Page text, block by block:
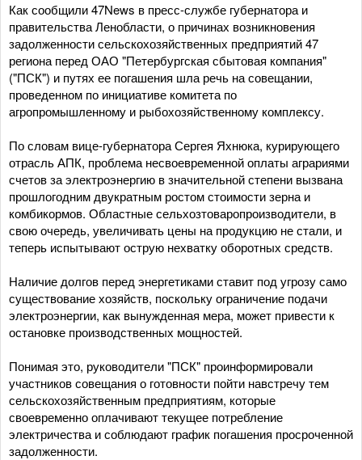
Как сообщили 47News в пресс-службе губернатора и
правительства Ленобласти, о причинах возникновения
задолженности сельскохозяйственных предприятий 47
региона перед ОАО "Петербургская сбытовая компания"
("ПСК") и путях ее погашения шла речь на совещании,
проведенном по инициативе комитета по
агропромышленному и рыбохозяйственному комплексу.
По словам вице-губернатора Сергея Яхнюка, курирующего
отрасль АПК, проблема несвоевременной оплаты аграриями
счетов за электроэнергию в значительной степени вызвана
прошлогодним двукратным ростом стоимости зерна и
комбикормов. Областные сельхозтоваропроизводители, в
свою очередь, увеличивать цены на продукцию не стали, и
теперь испытывают острую нехватку оборотных средств.
Наличие долгов перед энергетиками ставит под угрозу само
существование хозяйств, поскольку ограничение подачи
электроэнергии, как вынужденная мера, может привести к
остановке производственных мощностей.
Понимая это, руководители "ПСК" проинформировали
участников совещания о готовности пойти навстречу тем
сельскохозяйственным предприятиям, которые
своевременно оплачивают текущее потребление
электричества и соблюдают график погашения просроченной
задолженности.